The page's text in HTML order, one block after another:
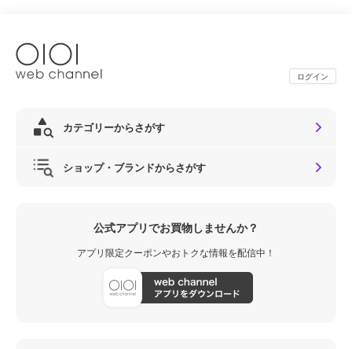
ログイン
カテゴリーからさがす
ショップ・ブランドからさがす
公式アプリでお買物しませんか？
アプリ限定クーポンやおトクな情報を配信中！